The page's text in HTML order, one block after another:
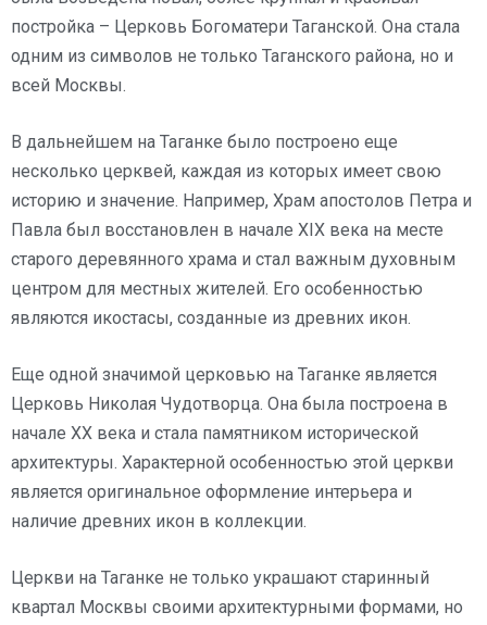
постройка – Церковь Богоматери Таганской. Она стала
одним из символов не только Таганского района, но и
всей Москвы.
В дальнейшем на Таганке было построено еще
несколько церквей, каждая из которых имеет свою
историю и значение. Например, Храм апостолов Петра и
Павла был восстановлен в начале XIX века на месте
старого деревянного храма и стал важным духовным
центром для местных жителей. Его особенностью
являются икостасы, созданные из древних икон.
Еще одной значимой церковью на Таганке является
Церковь Николая Чудотворца. Она была построена в
начале XX века и стала памятником исторической
архитектуры. Характерной особенностью этой церкви
является оригинальное оформление интерьера и
наличие древних икон в коллекции.
Церкви на Таганке не только украшают старинный
квартал Москвы своими архитектурными формами, но